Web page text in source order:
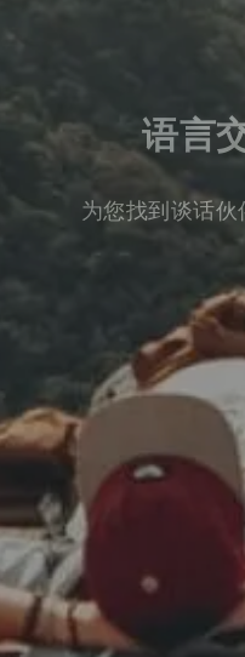
语言
为您找到谈话